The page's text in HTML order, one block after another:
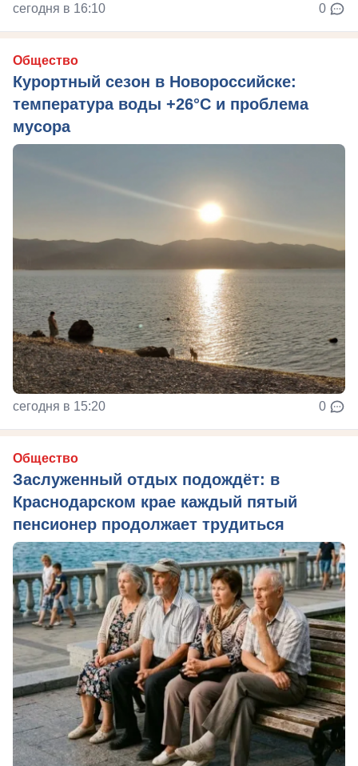
сегодня в 16:10 0
Общество
Курортный сезон в Новороссийске:
температура воды +26°C и проблема
мусора
сегодня в 15:20 0
Общество
Заслуженный отдых подождёт: в
Краснодарском крае каждый пятый
пенсионер продолжает трудиться